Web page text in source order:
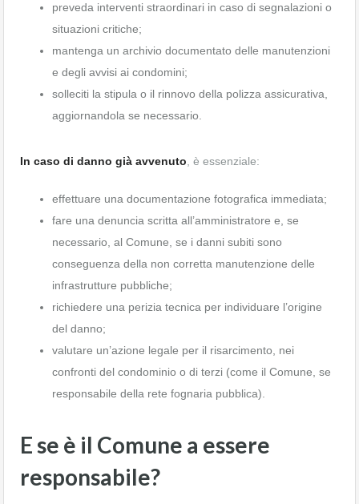
preveda interventi straordinari in caso di segnalazioni o
situazioni critiche;
mantenga un archivio documentato delle manutenzioni
e degli avvisi ai condomini;
solleciti la stipula o il rinnovo della polizza assicurativa,
aggiornandola se necessario.
In caso di danno già avvenuto , è essenziale:
effettuare una documentazione fotografica immediata;
fare una denuncia scritta all’amministratore e, se
necessario, al Comune, se i danni subiti sono
conseguenza della non corretta manutenzione delle
infrastrutture pubbliche;
richiedere una perizia tecnica per individuare l’origine
del danno;
valutare un’azione legale per il risarcimento, nei
confronti del condominio o di terzi (come il Comune, se
responsabile della rete fognaria pubblica).
E se è il Comune a essere
responsabile?